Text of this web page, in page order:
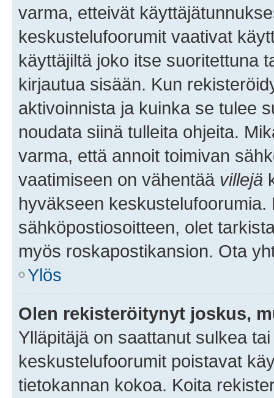
varma, etteivät
keskustelufoorumit vaativat
käyttäjiltä joko itse suoritettuna
kirjautua sisään. Kun
aktivoinnista ja kuinka se tulee
noudata siinä tulleita ohjeita.
varma, että annoit toimivan
vaatimiseen on vähentää villejä
hyväkseen
sähköpostiosoitteen, olet
myös roskapostikansion. Ota
Ylös
Olen rekisteröitynyt joskus,
Ylläpitäjä on saattanut sulkea
keskustelufoorumit poistavat
tietokannan kokoa. Koita